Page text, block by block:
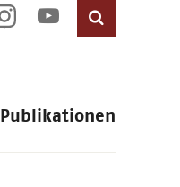
Publikationen